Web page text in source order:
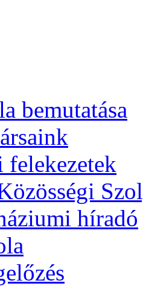
bemutatása
felekezetek
híradó